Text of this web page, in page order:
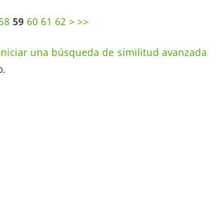
58 59 60 61 62 > >>
una búsqueda de similitud avanzada